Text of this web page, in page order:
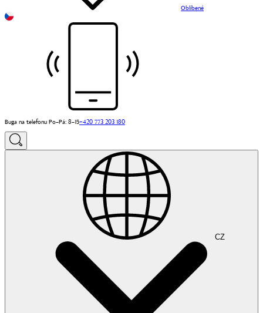
Oblíbené
Buga na telefonu Po–Pá: 8–15+420 773 203 180
CZ